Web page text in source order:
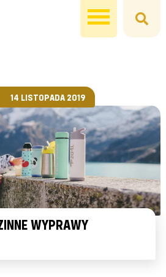
14 LISTOPADA 2019
WYPRAWY